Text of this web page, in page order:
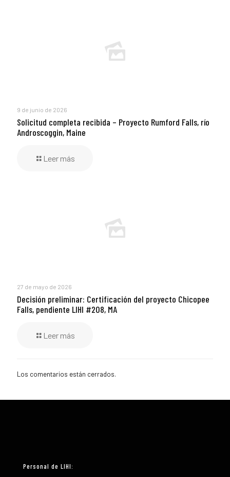
9 de junio de 2026
Solicitud completa recibida – Proyecto Rumford Falls, río
Androscoggin, Maine
Leer más
27 de mayo de 2026
Decisión preliminar: Certificación del proyecto Chicopee
Falls, pendiente LIHI #208, MA
Leer más
Los comentarios están cerrados.
Personal de LIHI: